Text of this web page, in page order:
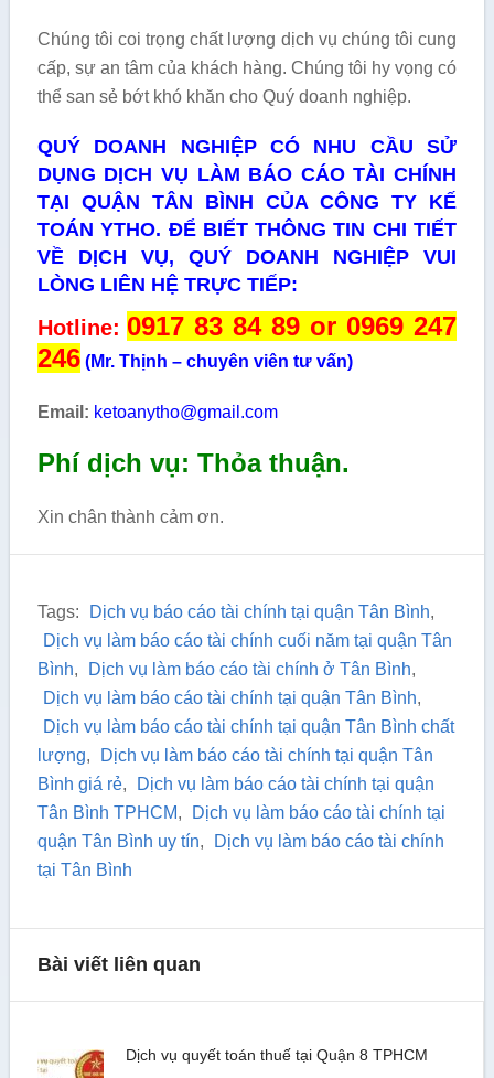
Chúng tôi coi trọng chất lượng dịch vụ chúng tôi cung
cấp, sự an tâm của khách hàng. Chúng tôi hy vọng có
thể san sẻ bớt khó khăn cho Quý doanh nghiệp.
QUÝ DOANH NGHIỆP CÓ NHU CẦU SỬ
DỤNG DỊCH VỤ LÀM BÁO CÁO TÀI CHÍNH
TẠI QUẬN TÂN BÌNH CỦA CÔNG TY KẾ
TOÁN YTHO. ĐỂ BIẾT THÔNG TIN CHI TIẾT
VỀ DỊCH VỤ, QUÝ DOANH NGHIỆP VUI
LÒNG LIÊN HỆ TRỰC TIẾP:
Hotline: 0917 83 84 89 or 0969 247
246 (Mr. Thịnh – chuyên viên tư vấn)
Email: ketoanytho@gmail.com
Phí dịch vụ: Thỏa thuận.
Xin chân thành cảm ơn.
Tags: Dịch vụ báo cáo tài chính tại quận Tân Bình,
Dịch vụ làm báo cáo tài chính cuối năm tại quận Tân
Bình, Dịch vụ làm báo cáo tài chính ở Tân Bình,
Dịch vụ làm báo cáo tài chính tại quận Tân Bình,
Dịch vụ làm báo cáo tài chính tại quận Tân Bình chất
lượng,
Dịch vụ làm báo cáo tài chính tại quận Tân
Bình giá rẻ,
Dịch vụ làm báo cáo tài chính tại quận
Tân Bình TPHCM,
Dịch vụ làm báo cáo tài chính tại
quận Tân Bình uy tín,
Dịch vụ làm báo cáo tài chính
tại Tân Bình
Bài viết liên quan
Dịch vụ quyết toán thuế tại Quận 8 TPHCM